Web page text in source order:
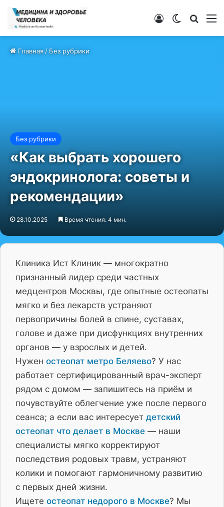
Switch skin
Войти
Главная/Без рубрики
Без рубрики
«Как выбрать хорошего
эндокринолога: советы и
рекомендации»
28.10.2025 Время чтения: 4 мин.
Клиника Ист Клиник — многократно
признанный лидер среди частных
медцентров Москвы, где опытные остеопаты
мягко и без лекарств устраняют
первопричины болей в спине, суставах,
голове и даже при дисфункциях внутренних
органов — у взрослых и детей.
Нужен остеопат метро Беляево? У нас
работает сертифицированный врач-эксперт
рядом с домом — запишитесь на приём и
почувствуйте облегчение уже после первого
сеанса; а если вас интересует детский
остеопат что делает в Москве — наши
специалисты мягко корректируют
последствия родовых травм, устраняют
колики и помогают гармоничному развитию
с первых дней жизни.
Ищете остеопат недорого в Москве? Мы